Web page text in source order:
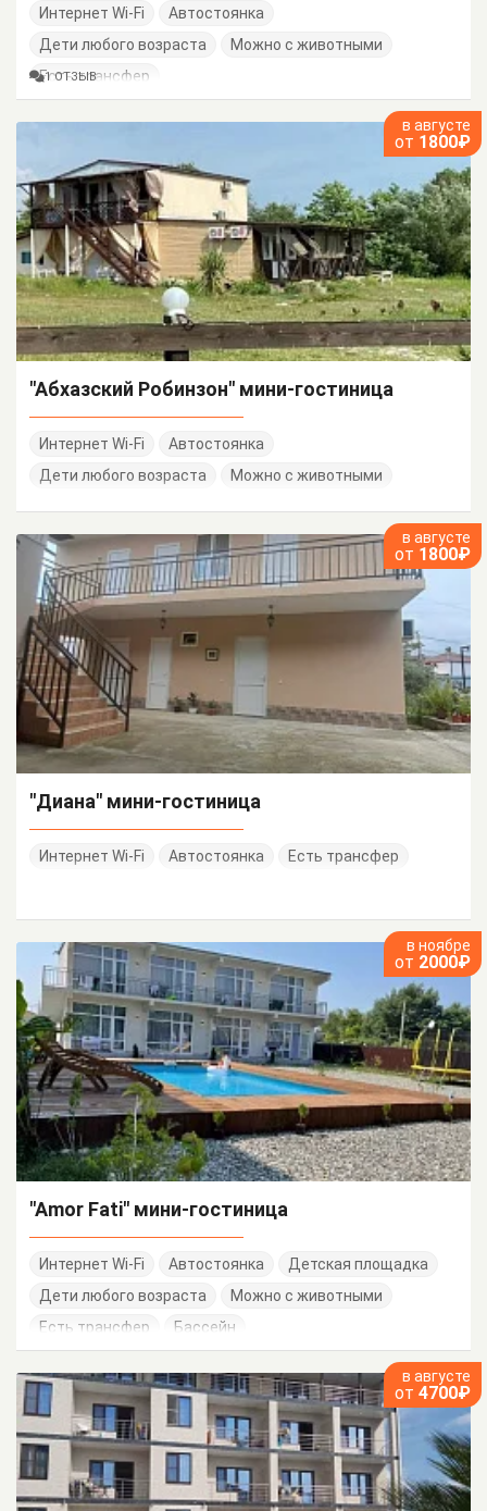
Интернет Wi-Fi
Автостоянка
Дети любого возраста
Можно с животными
Есть трансфер
1 ОТЗЫВ
в августе
от 1800₽
"Абхазский Робинзон" мини-гостиница
Интернет Wi-Fi
Автостоянка
Дети любого возраста
Можно с животными
в августе
от 1800₽
"Диана" мини-гостиница
Интернет Wi-Fi Автостоянка Есть трансфер
в ноябре
от 2000₽
"Amor Fati" мини-гостиница
Интернет Wi-Fi Автостоянка
Детская площадка
Дети любого возраста
Можно с животными
Есть трансфер
Бассейн
в августе
от 4700₽